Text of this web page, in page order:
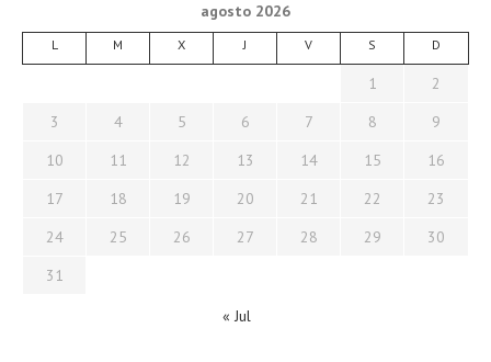
agosto 2026
L M X J V S D
1
2
3
4 5 6 7 8
9
10
11 12 13 14 15
16
17
18 19 20 21 22
23
24
25 26 27 28 29
30
31
« Jul